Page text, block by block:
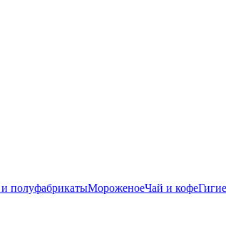
полуфабрикатыМороженоеЧай и кофе